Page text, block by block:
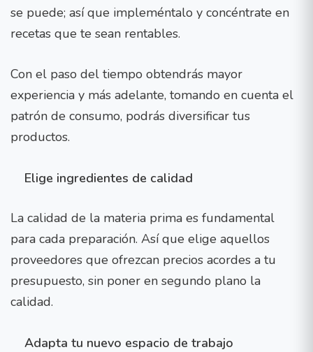
se puede; así que impleméntalo y concéntrate en
recetas que te sean rentables.
Con el paso del tiempo obtendrás mayor
experiencia y más adelante, tomando en cuenta el
patrón de consumo, podrás diversificar tus
productos.
Elige ingredientes de calidad
La calidad de la materia prima es fundamental
para cada preparación. Así que elige aquellos
proveedores que ofrezcan precios acordes a tu
presupuesto, sin poner en segundo plano la
calidad.
Adapta tu nuevo espacio de trabajo